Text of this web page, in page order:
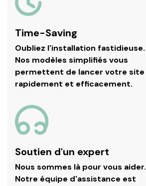
Time-Saving
Oubliez l'installation fastidieuse.
Nos modèles simplifiés vous
permettent de lancer votre site
rapidement et efficacement.
Soutien d'un expert
Nous sommes là pour vous aider.
Notre équipe d'assistance est